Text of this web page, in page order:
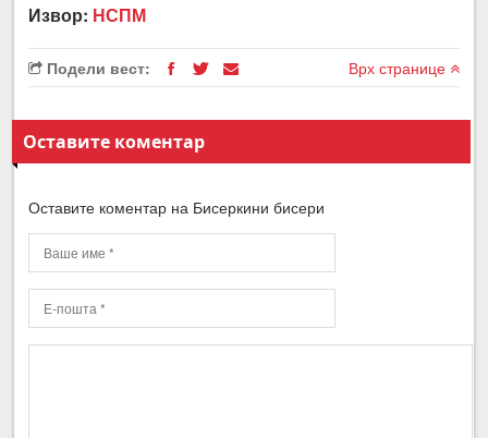
Извор: НСПМ
Подели вест: Врх странице
Оставите коментар
Оставите коментар на Бисеркини бисери